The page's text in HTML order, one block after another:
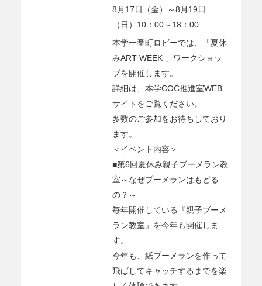
8月17日（金）～8月19日
（日）10：00～18：00
本学一番町ロビーでは、「夏休
みART WEEK 」ワークショッ
プを開催します。
詳細は、本学COC推進室WEB
サイトをご覧ください。
多数のご参加をお待ちしており
ます。
＜イベント内容＞
■第6回夏休み親子ブーメラン教
室～なぜブーメランはもどる
の？～
毎年開催している『親子ブーメ
ラン教室』を今年も開催しま
す。
今年も、紙ブーメランを作って
飛ばしてキャッチするまでを楽